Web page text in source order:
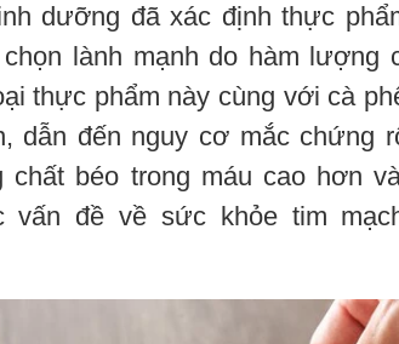
dưỡng đã xác định thực
lành mạnh do hàm lượng
thực phẩm này cùng với cà
dẫn đến nguy cơ mắc chứng
béo trong máu cao hơn
vấn đề về sức khỏe tim